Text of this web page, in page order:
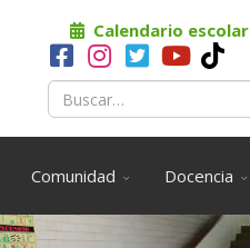
Calendario escolar
Comunidad Docencia